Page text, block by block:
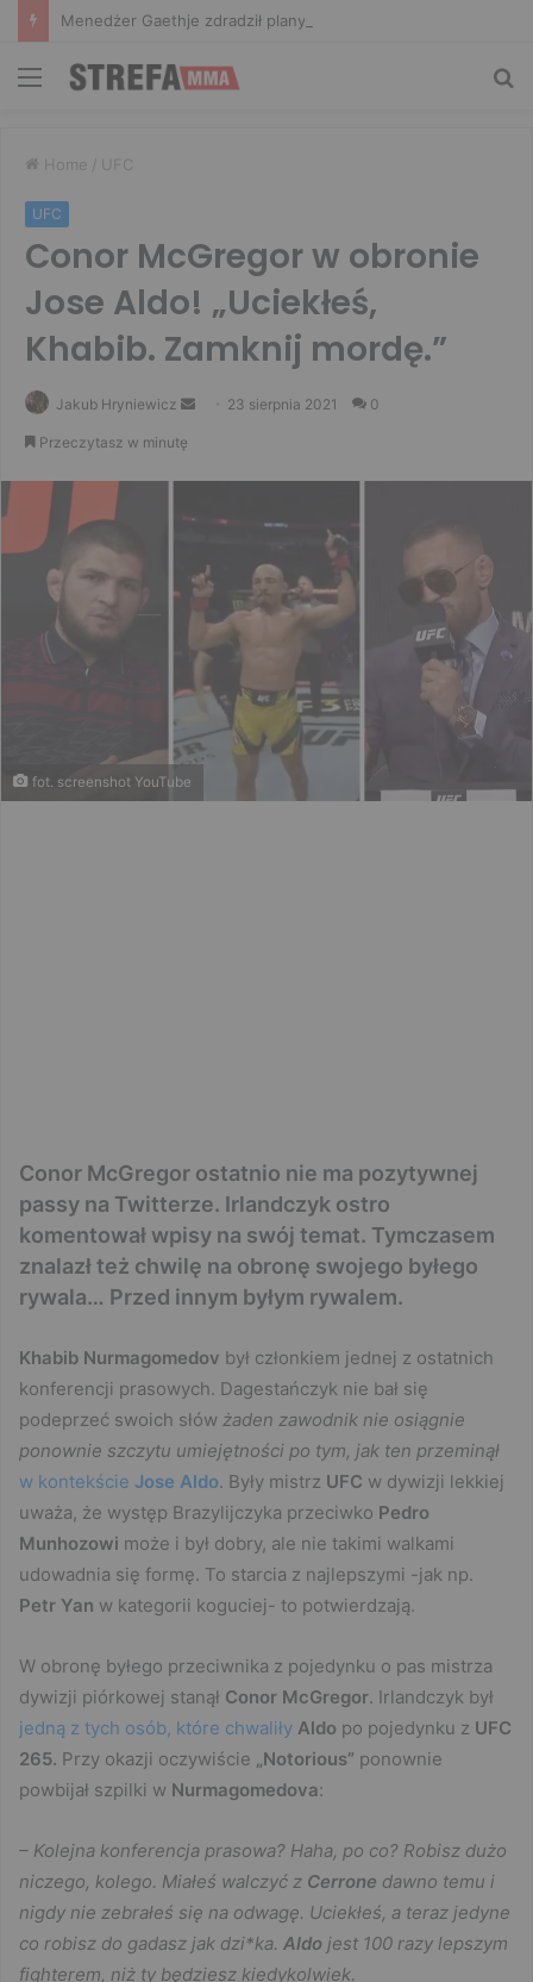
Menu
Home / UFC
UFC
Conor McGregor w obronie
Jose Aldo! „Uciekłeś,
Khabib. Zamknij mordę.”
Jakub Hryniewicz
Send 23 sierpnia 2021 0
Przeczytasz w minutę
fot. screenshot YouTube
Conor McGregor ostatnio nie ma pozytywnej
passy na Twitterze. Irlandczyk ostro
komentował wpisy na swój temat. Tymczasem
znalazł też chwilę na obronę swojego byłego
rywala… Przed innym byłym rywalem.
Khabib Nurmagomedov był członkiem jednej z ostatnich
konferencji prasowych. Dagestańczyk nie bał się
podeprzeć swoich słów żaden zawodnik nie osiągnie
ponownie szczytu umiejętności po tym, jak ten przeminął
w kontekście Jose Aldo. Były mistrz UFC w dywizji lekkiej
uważa, że występ Brazylijczyka przeciwko Pedro
Munhozowi może i był dobry, ale nie takimi walkami
udowadnia się formę. To starcia z najlepszymi -jak np.
Petr Yan w kategorii koguciej- to potwierdzają.
W obronę byłego przeciwnika z pojedynku o pas mistrza
dywizji piórkowej stanął Conor McGregor. Irlandczyk był
jedną z tych osób, które chwaliły Aldo po pojedynku z UFC
265. Przy okazji oczywiście „Notorious” ponownie
powbijał szpilki w Nurmagomedova:
– Kolejna konferencja prasowa? Haha, po co? Robisz dużo
niczego, kolego. Miałeś walczyć z Cerrone dawno temu i
nigdy nie zebrałeś się na odwagę. Uciekłeś, a teraz jedyne
co robisz do gadasz jak dzi*ka. Aldo jest 100 razy lepszym
fighterem, niż ty będziesz kiedykolwiek.